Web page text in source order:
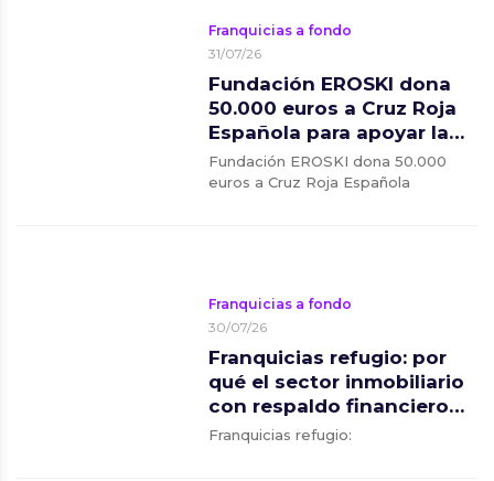
Franquicias a fondo
31/07/26
Fundación EROSKI dona
50.000 euros a Cruz Roja
Española para apoyar la
respuesta a los incendios
forestales
Fundación EROSKI dona 50.000
euros a Cruz Roja Española
Franquicias a fondo
30/07/26
Franquicias refugio: por
qué el sector inmobiliario
con respaldo financiero
se consolida como la
Franquicias refugio: